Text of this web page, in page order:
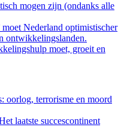
mogen zijn (ondanks alle
moet Nederland optimistischer
ontwikkelingslanden.
moet, groeit en
oorlog, terrorisme en moord
laatste succescontinent